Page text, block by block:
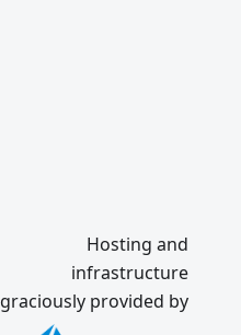
Hosting and
infrastructure
graciously provided by